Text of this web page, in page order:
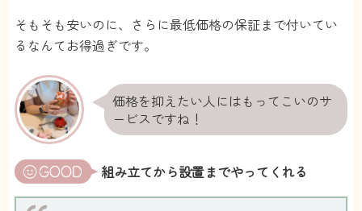
そもそも安いのに、さらに最低価格の保証まで付いてい
るなんてお得過ぎです。
価格を抑えたい人にはもってこいのサ
ービスですね！
組み立てから設置までやってくれる